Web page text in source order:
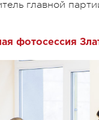
главной
фотосессия